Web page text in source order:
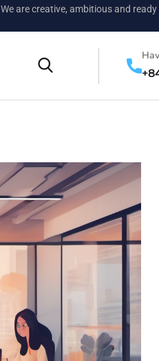
We are creative, ambitious and